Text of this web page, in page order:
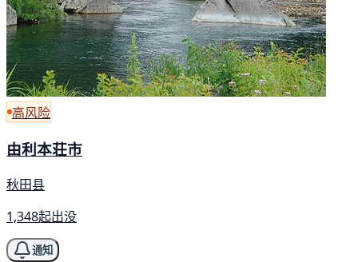
高风险
由利本荘市
秋田县
1,348起出没
通知